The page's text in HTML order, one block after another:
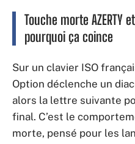
Touche morte AZERTY
pourquoi ça coince
Sur un clavier ISO
Option déclenche un
alors la lettre suivante
final. C’est le
morte, pensé pour les